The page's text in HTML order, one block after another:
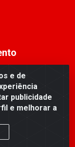
e de
publicidade
e melhorar a
Ltda -
Taroba,
0001-